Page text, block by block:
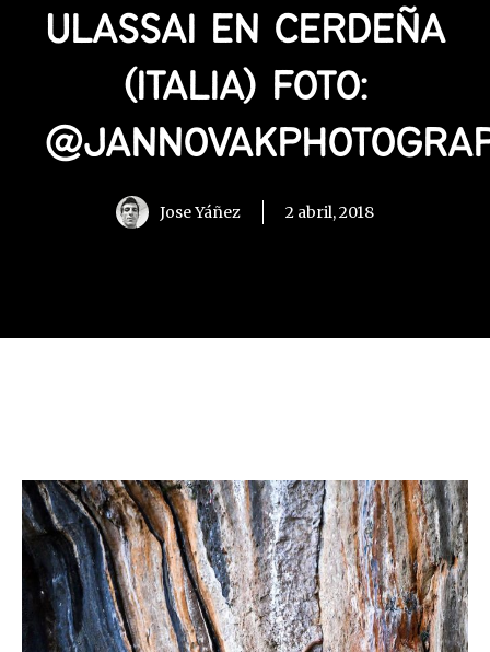
ULASSAI EN CERDEÑA
(ITALIA) FOTO:
Jose Yáñez 2 abril, 2018